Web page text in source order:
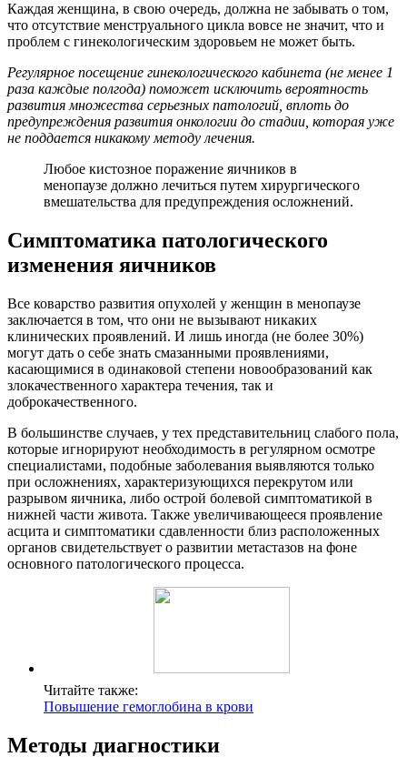
Каждая женщина, в свою очередь, должна не забывать о том,
что отсутствие менструального цикла вовсе не значит, что и
проблем с гинекологическим здоровьем не может быть.
Регулярное посещение гинекологического кабинета (не менее 1
раза каждые полгода) поможет исключить вероятность
развития множества серьезных патологий, вплоть до
предупреждения развития онкологии до стадии, которая уже
не поддается никакому методу лечения.
Любое кистозное поражение яичников в
менопаузе должно лечиться путем хирургического
вмешательства для предупреждения осложнений.
Симптоматика патологического
изменения яичников
Все коварство развития опухолей у женщин в менопаузе
заключается в том, что они не вызывают никаких
клинических проявлений. И лишь иногда (не более 30%)
могут дать о себе знать смазанными проявлениями,
касающимися в одинаковой степени новообразований как
злокачественного характера течения, так и
доброкачественного.
В большинстве случаев, у тех представительниц слабого пола,
которые игнорируют необходимость в регулярном осмотре
специалистами, подобные заболевания выявляются только
при осложнениях, характеризующихся перекрутом или
разрывом яичника, либо острой болевой симптоматикой в
нижней части живота. Также увеличивающееся проявление
асцита и симптоматики сдавленности близ расположенных
органов свидетельствует о развитии метастазов на фоне
основного патологического процесса.
Читайте также:
Повышение гемоглобина в крови
Методы диагностики